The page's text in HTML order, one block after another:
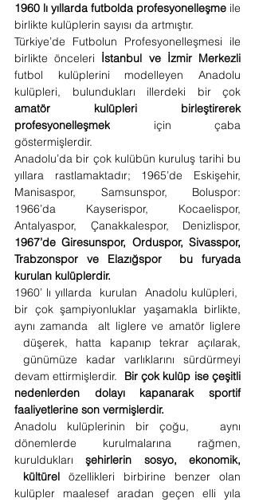
1960 lı yıllarda futbolda profesyonelleşme ile
birlikte kulüplerin sayısı da artmıştır.
Türkiye’de Futbolun Profesyonelleşmesi ile
birlikte önceleri
futbol kulüplerini modelleyen Anadolu
amatör kulüpleri birleştirerek
profesyonelleşmek için çaba
göstermişlerdir.
Anadolu’da bir çok kulübün kuruluş tarihi bu
yıllara rastlamaktadır; 1965’de Eskişehir,
Manisaspor, Samsunspor, Boluspor:
1966’da Kayserispor, Kocaelispor,
Antalyaspor, Çanakkalespor, Denizlispor,
1967’de Giresunspor, Orduspor, Sivasspor,
Trabzonspor ve Elazığspor  bu furyada
kurulan kulüplerdir.
1960’ lı yıllarda  kurulan
Anadolu kulüpleri,
bir çok şampiyonluklar yaşamakla birlikte,
günümüze kadar varlıklarını sürdürmeyi
devam ettirmişlerdir.
Bir çok kulüp ise çeşitli
nedenlerden dolayı kapanarak sportif
faaliyetlerine son vermişlerdir.
Anadolu kulüplerinin bir çoğu,
aynı
dönemlerde kurulmalarına rağmen,
kuruldukları
kültürel özellikleri birbirine benzer olan
kulüpler maalesef aradan geçen elli yıla